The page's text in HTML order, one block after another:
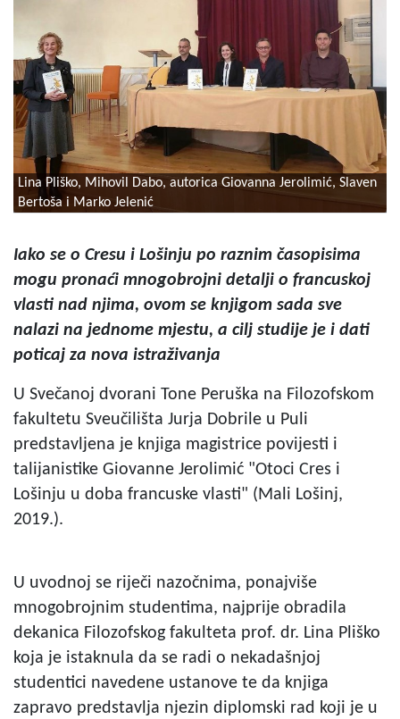
Lina Pliško, Mihovil Dabo, autorica Giovanna Jerolimić, Slaven
Bertoša i Marko Jelenić
Iako se o Cresu i Lošinju po raznim časopisima
mogu pronaći mnogobrojni detalji o francuskoj
vlasti nad njima, ovom se knjigom sada sve
nalazi na jednome mjestu, a cilj studije je i dati
poticaj za nova istraživanja
U Svečanoj dvorani Tone Peruška na Filozofskom
fakultetu Sveučilišta Jurja Dobrile u Puli
predstavljena je knjiga magistrice povijesti i
talijanistike Giovanne Jerolimić "Otoci Cres i
Lošinju u doba francuske vlasti" (Mali Lošinj,
2019.).
U uvodnoj se riječi nazočnima, ponajviše
mnogobrojnim studentima, najprije obradila
dekanica Filozofskog fakulteta prof. dr. Lina Pliško
koja je istaknula da se radi o nekadašnjoj
studentici navedene ustanove te da knjiga
zapravo predstavlja njezin diplomski rad koji je u